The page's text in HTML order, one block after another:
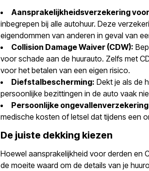
Aansprakelijkheidsverzekering
inbegrepen bij alle autohuur. Deze
eigendommen van anderen in geval van
Collision Damage Waiver (CDW):
voor schade aan de huurauto. Zelfs met
voor het betalen van een eigen risico.
Diefstalbescherming: Dekt je als de
persoonlijke bezittingen in de auto vaak
Persoonlijke ongevallenverzekering
medische kosten of letsel dat tijdens een
De juiste dekking kiezen
Hoewel aansprakelijkheid voor derden en
de moeite waard om de details van je